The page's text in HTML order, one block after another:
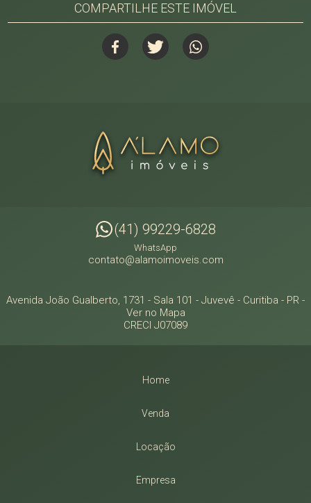
COMPARTILHE ESTE IMÓVEL
(41) 99229-6828
WhatsApp
contato@alamoimoveis.com
Avenida João Gualberto, 1731 - Sala 101 - Juvevê - Curitiba - PR -
Ver no Mapa
CRECI J07089
Home
Venda
Locação
Empresa